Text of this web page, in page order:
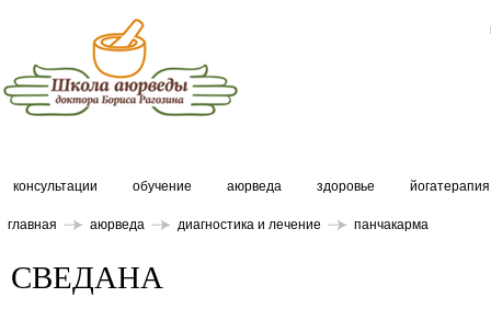
консультации обучение аюрведа здоровье йогатерапия
главная аюрведа диагностика и лечение панчакарма
СВЕДАНА